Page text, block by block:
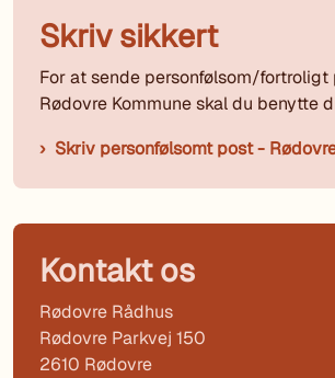
Skriv sikkert
For at sende personfølsom/
Rødovre Kommune skal du benytte
Skriv personfølsomt post -
Kontakt os
Rødovre Rådhus
Rødovre Parkvej 150
2610 Rødovre